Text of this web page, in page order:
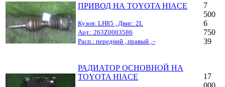
ПРИВОД НА TOYOTA HIACE
Кузов: LH85 , Двиг.: 2L
Арт.: 263Z0003586
Расп.: передний , правый , -
7
500
6
750
39
РАДИАТОР ОСНОВНОЙ НА
TOYOTA HIACE
17
000